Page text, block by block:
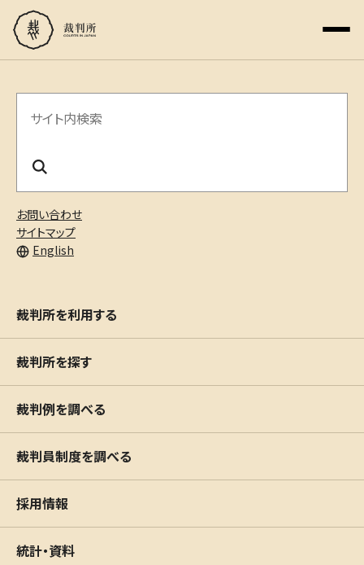
お問い合わせ
サイトマップ
English
サ
内
検
索
裁判所を利用する
裁判所を探す
裁判例を調べる
裁判員制度を調べる
採用情報
統計・資料